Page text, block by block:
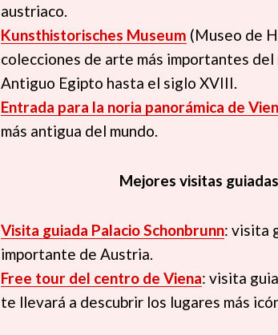
austriaco.
Kunsthistorisches Museum (Museo de
colecciones de arte más importantes
Antiguo Egipto hasta el siglo XVIII.
Entrada para la noria panorámica de
más antigua del mundo.
Mejores visitas
Visita guiada Palacio Schonbrunn: visita
importante de Austria.
Free tour del centro de Viena: visita
te llevará a descubrir los lugares más